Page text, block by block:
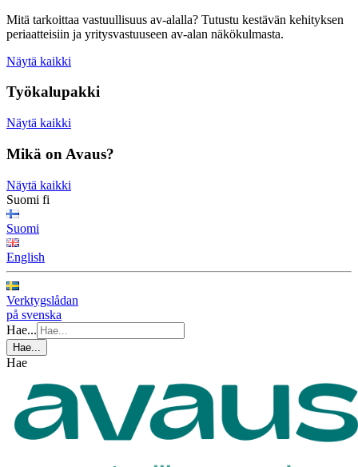
Mitä tarkoittaa vastuullisuus av-alalla? Tutustu kestävän kehityksen
periaatteisiin ja yritysvastuuseen av-alan näkökulmasta.
Näytä kaikki
Työkalupakki
Näytä kaikki
Mikä on Avaus?
Näytä kaikki
Suomi fi
Suomi
English
Verktygslådan
på svenska
Hae...
Hae...
Hae